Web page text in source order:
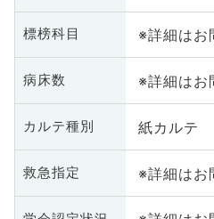
標榜科目 ※詳細はお
病床数 ※詳細はお
カルテ種別 紙カルテ
救急指定 ※詳細はお